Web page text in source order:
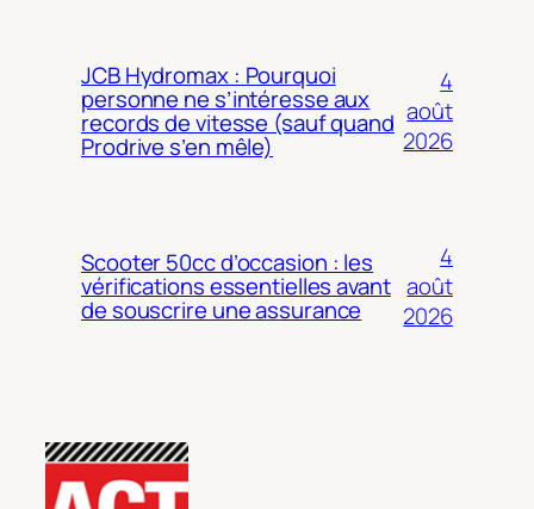
JCB Hydromax : Pourquoi
personne ne s’intéresse aux
records de vitesse (sauf quand
Prodrive s’en mêle)
4
août
2026
Scooter 50cc d’occasion : les
vérifications essentielles avant
de souscrire une assurance
4
août
2026